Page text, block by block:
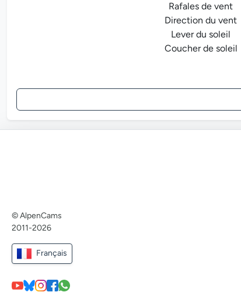
Rafales de vent
Direction du vent
Lever du soleil
Coucher de soleil
© AlpenCams
2011-2026
Français